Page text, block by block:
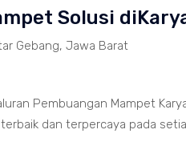
Solusi
Gebang, Jawa Barat
Pembuangan Mampet
dan terpercaya pada